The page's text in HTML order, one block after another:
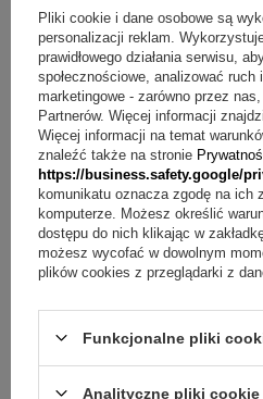
ZOBACZ CO
Z TYM
Pliki cookie i dane osobowe są
personalizacji reklam.
prawidłowego działania serwisu,
społecznościowe, analizować ruch
marketingowe - zarówno przez
Partnerów. Więcej informacji
Więcej informacji na temat
znaleźć także na stronie
https://business.safety.google/
komunikatu oznacza zgodę na ich
komputerze. Możesz określić
dostępu do nich klikając w
możesz wycofać w dowolnym
plików cookies z przeglądarki z
Funkcjonalne pliki
Analityczne pliki cookie